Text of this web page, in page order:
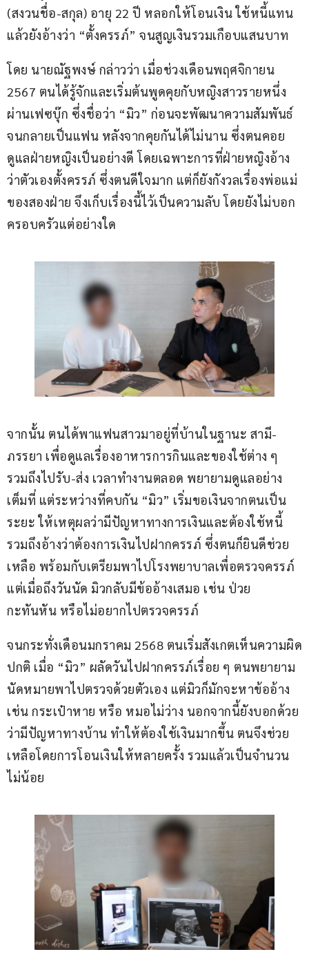
(สงวนชื่อ-สกุล) อายุ 22 ปี หลอกให้โอนเงิน ใช้หนี้แทน
แล้วยังอ้างว่า “ตั้งครรภ์” จนสูญเงินรวมเกือบแสนบาท
โดย นายณัฐพงษ์ กล่าวว่า เมื่อช่วงเดือนพฤศจิกายน
2567 ตนได้รู้จักและเริ่มต้นพูดคุยกับหญิงสาวรายหนึ่ง
ผ่านเฟซบุ๊ก ซึ่งชื่อว่า “มิว” ก่อนจะพัฒนาความสัมพันธ์
จนกลายเป็นแฟน หลังจากคุยกันได้ไม่นาน ซึ่งตนคอย
ดูแลฝ่ายหญิงเป็นอย่างดี โดยเฉพาะการที่ฝ่ายหญิงอ้าง
ว่าตัวเองตั้งครรภ์ ซึ่งตนดีใจมาก แต่ก็ยังกังวลเรื่องพ่อแม่
ของสองฝ่าย จึงเก็บเรื่องนี้ไว้เป็นความลับ โดยยังไม่บอก
ครอบครัวแต่อย่างใด
จากนั้น ตนได้พาแฟนสาวมาอยู่ที่บ้านในฐานะ สามี-
ภรรยา เพื่อดูแลเรื่องอาหารการกินและของใช้ต่าง ๆ
รวมถึงไปรับ-ส่ง เวลาทำงานตลอด พยายามดูแลอย่าง
เต็มที่ แต่ระหว่างที่คบกัน “มิว” เริ่มขอเงินจากตนเป็น
ระยะ ให้เหตุผลว่ามีปัญหาทางการเงินและต้องใช้หนี้
รวมถึงอ้างว่าต้องการเงินไปฝากครรภ์ ซึ่งตนก็ยินดีช่วย
เหลือ พร้อมกับเตรียมพาไปโรงพยาบาลเพื่อตรวจครรภ์
แต่เมื่อถึงวันนัด มิวกลับมีข้ออ้างเสมอ เช่น ป่วย
กะทันหัน หรือไม่อยากไปตรวจครรภ์
จนกระทั่งเดือนมกราคม 2568 ตนเริ่มสังเกตเห็นความผิด
ปกติ เมื่อ “มิว” ผลัดวันไปฝากครรภ์เรื่อย ๆ ตนพยายาม
นัดหมายพาไปตรวจด้วยตัวเอง แต่มิวก็มักจะหาข้ออ้าง
เช่น กระเป๋าหาย หรือ หมอไม่ว่าง นอกจากนี้ยังบอกด้วย
ว่ามีปัญหาทางบ้าน ทำให้ต้องใช้เงินมากขึ้น ตนจึงช่วย
เหลือโดยการโอนเงินให้หลายครั้ง รวมแล้วเป็นจำนวน
ไม่น้อย